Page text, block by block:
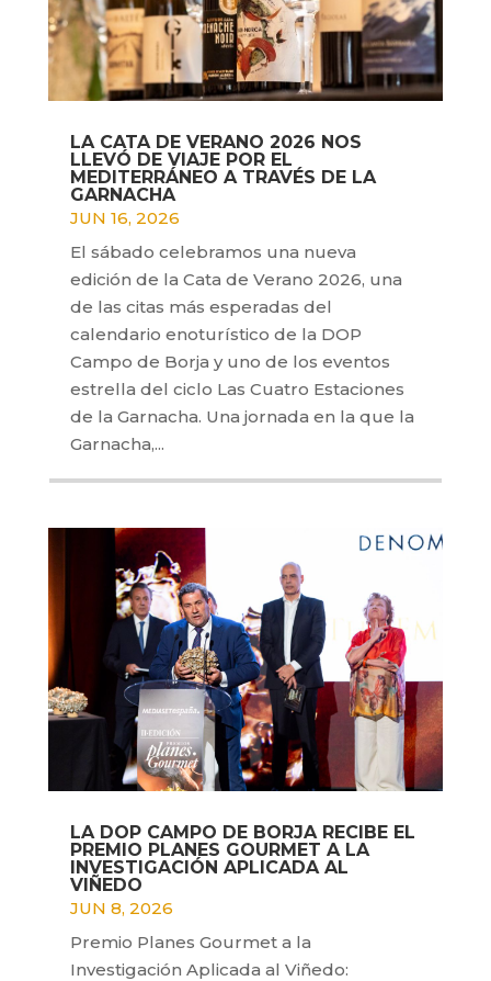
LA CATA DE VERANO 2026 NOS
LLEVÓ DE VIAJE POR EL
MEDITERRÁNEO A TRAVÉS DE LA
GARNACHA
JUN 16, 2026
El sábado celebramos una nueva
edición de la Cata de Verano 2026, una
de las citas más esperadas del
calendario enoturístico de la DOP
Campo de Borja y uno de los eventos
estrella del ciclo Las Cuatro Estaciones
de la Garnacha. Una jornada en la que la
Garnacha,...
LA DOP CAMPO DE BORJA RECIBE EL
PREMIO PLANES GOURMET A LA
INVESTIGACIÓN APLICADA AL
VIÑEDO
JUN 8, 2026
Premio Planes Gourmet a la
Investigación Aplicada al Viñedo: